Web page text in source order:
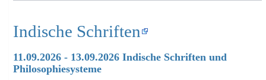
Indische Schriften
11.09.2026 - 13.09.2026 Indische Schriften und
Philosophiesysteme